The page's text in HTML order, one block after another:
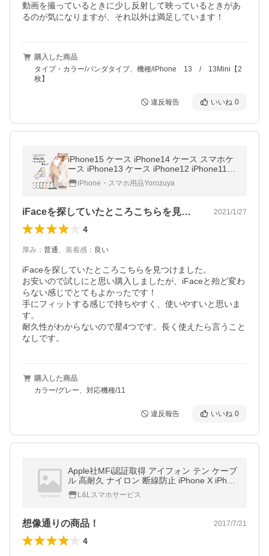
動画を撮っているときに少し反射して映っているときがあ
るのが気になりますが、それ以外は満足しています！
購入した商品
タイプ・カラー/パンダタイプ、機種/iPhone 13 / 13Mini【2
枚】
違反報告 いいね 0
iPhone15 ケース iPhone14 ケース スマホケ
ース iPhone13 ケース iPhone12 iPhone11 iP
honeSE iface型 iface mall クリア 透明 耐衝
撃 可愛い 韓国
iPhone・スマホ用品Yorozuya
iFaceを探していたところこちらを見… 2021/1/27
4
厚み ： 普通、 装着感 ： 良い
iFaceを探していたところこちらを見つけました。
お安いので試しにと思い購入しましたが、iFaceと殆ど変わ
らない感じでとてもよかったです！
手にフィットする感じで持ちやすく、使いやすいと思いま
す。
耐久性がわからないので星4つです。長く使えたら言うこと
なしです。
購入した商品
カラー/グレー、対応機種/11
違反報告 いいね 0
Apple社MFi認証取得 アイフォン テン ケーブ
ル 高耐久 ナイロン 断線防止 iPhone X iPhon
e8 ケーブル iPhone6 充電ケーブル 急速充電
データ転送 純正
L&Lスマホサービス
想像通りの商品！ 2017/7/21
4